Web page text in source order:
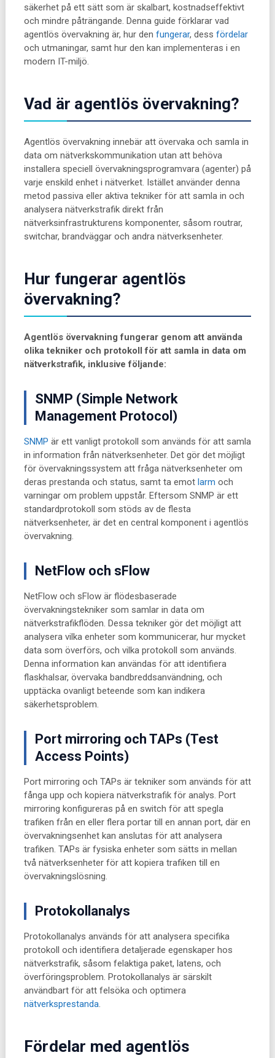
säkerhet på ett sätt som är skalbart, kostnadseffektivt
och mindre påträngande. Denna guide förklarar vad
agentlös övervakning är, hur den fungerar, dess fördelar
och utmaningar, samt hur den kan implementeras i en
modern IT-miljö.
Vad är agentlös övervakning?
Agentlös övervakning innebär att övervaka och samla in
data om nätverkskommunikation utan att behöva
installera speciell övervakningsprogramvara (agenter) på
varje enskild enhet i nätverket. Istället använder denna
metod passiva eller aktiva tekniker för att samla in och
analysera nätverkstrafik direkt från
nätverksinfrastrukturens komponenter, såsom routrar,
switchar, brandväggar och andra nätverksenheter.
Hur fungerar agentlös
övervakning?
Agentlös övervakning fungerar genom att använda
olika tekniker och protokoll för att samla in data om
nätverkstrafik, inklusive följande:
SNMP (Simple Network
Management Protocol)
SNMP är ett vanligt protokoll som används för att samla
in information från nätverksenheter. Det gör det möjligt
för övervakningssystem att fråga nätverksenheter om
deras prestanda och status, samt ta emot larm och
varningar om problem uppstår. Eftersom SNMP är ett
standardprotokoll som stöds av de flesta
nätverksenheter, är det en central komponent i agentlös
övervakning.
NetFlow och sFlow
NetFlow och sFlow är flödesbaserade
övervakningstekniker som samlar in data om
nätverkstrafikflöden. Dessa tekniker gör det möjligt att
analysera vilka enheter som kommunicerar, hur mycket
data som överförs, och vilka protokoll som används.
Denna information kan användas för att identifiera
flaskhalsar, övervaka bandbreddsanvändning, och
upptäcka ovanligt beteende som kan indikera
säkerhetsproblem.
Port mirroring och TAPs (Test
Access Points)
Port mirroring och TAPs är tekniker som används för att
fånga upp och kopiera nätverkstrafik för analys. Port
mirroring konfigureras på en switch för att spegla
trafiken från en eller flera portar till en annan port, där en
övervakningsenhet kan anslutas för att analysera
trafiken. TAPs är fysiska enheter som sätts in mellan
två nätverksenheter för att kopiera trafiken till en
övervakningslösning.
Protokollanalys
Protokollanalys används för att analysera specifika
protokoll och identifiera detaljerade egenskaper hos
nätverkstrafik, såsom felaktiga paket, latens, och
överföringsproblem. Protokollanalys är särskilt
användbart för att felsöka och optimera
nätverksprestanda.
Fördelar med agentlös